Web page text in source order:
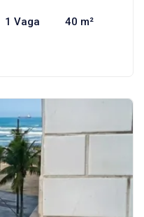
1 Vaga 40 m²